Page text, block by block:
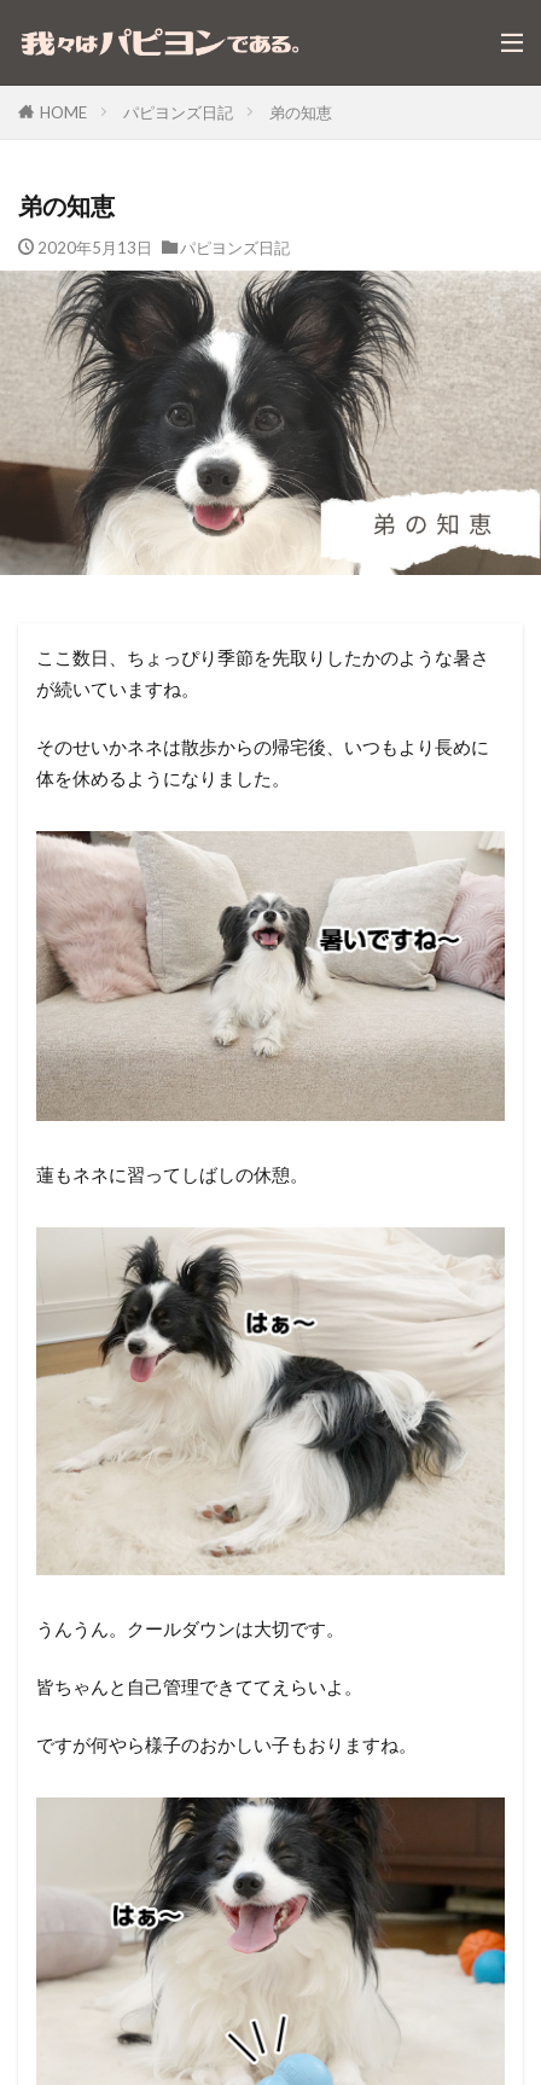
HOME パピヨンズ日記 弟の知恵
弟の知恵
2020年5月13日 パピヨンズ日記
ここ数日、ちょっぴり季節を先取りしたかのような暑さ
が続いていますね。
そのせいかネネは散歩からの帰宅後、いつもより長めに
体を休めるようになりました。
蓮もネネに習ってしばしの休憩。
うんうん。クールダウンは大切です。
皆ちゃんと自己管理できててえらいよ。
ですが何やら様子のおかしい子もおりますね。